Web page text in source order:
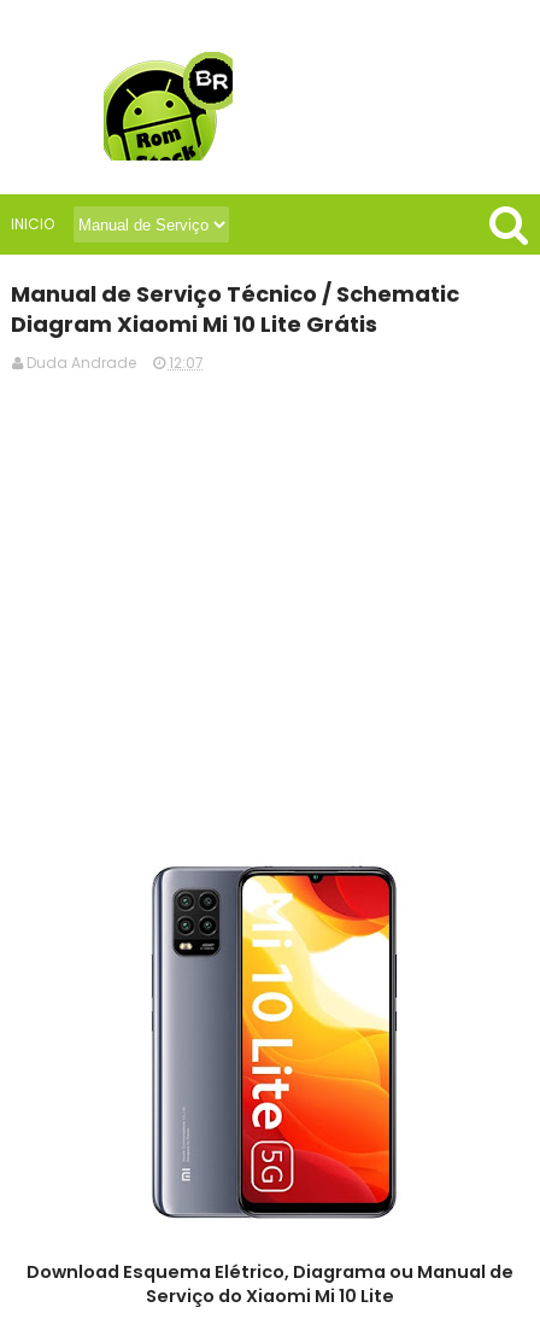
INICIO
Manual de Serviço Técnico / Schematic
Diagram Xiaomi Mi 10 Lite Grátis
Duda Andrade 12:07
Download Esquema Elétrico, Diagrama ou Manual de
Serviço do Xiaomi Mi 10 Lite